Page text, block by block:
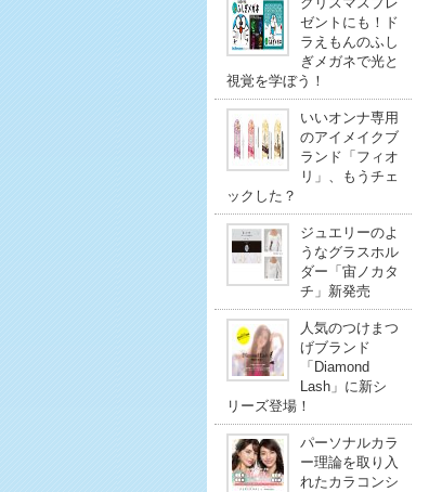
ゼントにも！ド
ラえもんのふし
ぎメガネで光と
視覚を学ぼう！
いいオンナ専用
のアイメイクブ
ランド「フィオ
リ」、もうチェ
ックした？
ジュエリーのよ
うなグラスホル
ダー「宙ノカタ
チ」新発売
人気のつけまつ
げブランド
「Diamond
Lash」に新シ
リーズ登場！
パーソナルカラ
ー理論を取り入
れたカラコンシ